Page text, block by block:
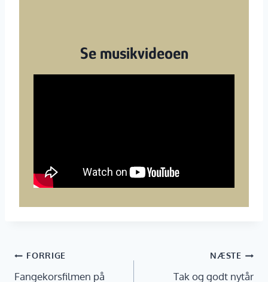
Se musikvideoen
Indlægsnavigation
FORRIGE
Fangekorsfilmen på
NÆSTE
Tak og godt nytår